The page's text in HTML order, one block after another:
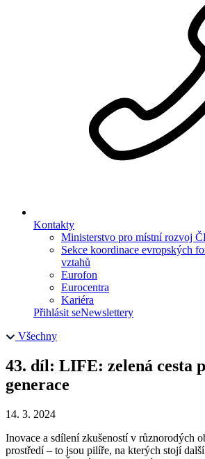
Kontakty
Ministerstvo pro místní rozvoj
Sekce koordinace evropských
vztahů
Eurofon
Eurocentra
Kariéra
Přihlásit seNewslettery
Všechny
43. díl: LIFE: zelená cesta
generace
14. 3. 2024
Inovace a sdílení zkušeností v různorodých
prostředí – to jsou pilíře, na kterých stojí